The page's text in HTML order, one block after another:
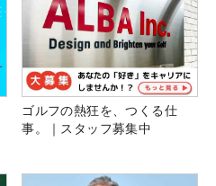
ゴルフの熱狂を、つくる仕
事。｜スタッフ募集中